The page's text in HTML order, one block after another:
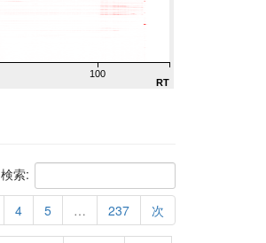
100
RT
検索:
4 5 … 237 次